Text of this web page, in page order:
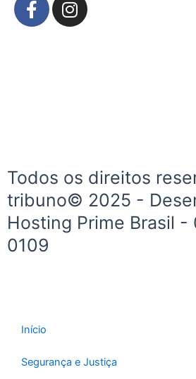
a
n
Todos os direitos
tribuno© 2025 -
Hosting Prime Brasil -
0109
Início
Segurança e Justiça